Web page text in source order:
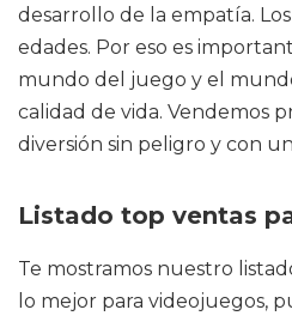
desarrollo de la empatía.
edades. Por eso es
mundo del juego y el
calidad de vida. Vendemos
diversión sin peligro y con
Listado top ventas
Te mostramos nuestro
lo mejor para videojuegos,